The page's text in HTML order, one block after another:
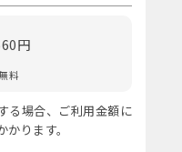
円
料
る場合、ご利用金額に
ります。